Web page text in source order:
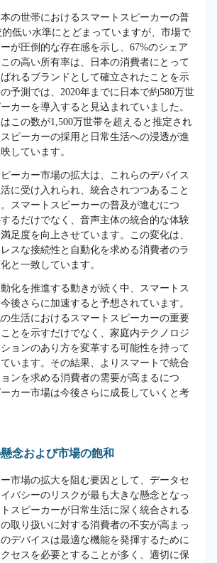
の世帯におけるスマートスピーカーの普
的低い水準にとどまっていますが、市場で
が圧倒的な存在感を示し、67%のシェア
の高い所有率は、日本の消費者にとって
れるブランドとして確立されたことを示
予測では、2020年までに日本で約580万世
カーを導入すると見込まれていました。
この数が1,500万世帯を超えると推定され
ピーカーの採用と日常生活への浸透が進
しています。
ーカー市場の拡大は、これらのデバイス
に受け入れられ、統合されつつあること
スマートスピーカーの普及が進むにつ
るだけでなく、音声主体の統合的な体験
足度を向上させています。この変化は、
スな接続性と自動化を求める消費者のラ
と一致しています。
化を推進する動きが続く中、スマートス
後さらに加速すると予想されています。
生活におけるスマートスピーカーの重要
とを示すだけでなく、家庭内テクノロジ
ョンのあり方を変革する可能性を持って
います。その結果、よりスマートで統合
ンを求める消費者の需要が高まるにつ
カー市場は今後さらに成長していくと考
念および市場の飽和
市場の拡大を阻む要因として、データセ
バシーのリスクが最も大きな懸念となっ
スピーカーが日常生活に深く統合される
取り扱いに対する消費者の不安が高まっ
デバイスは最適な機能を発揮するために
セスを必要とすることが多く、適切に保